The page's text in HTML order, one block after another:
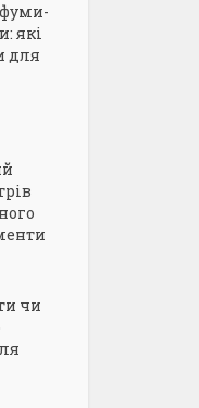
які
для
чи